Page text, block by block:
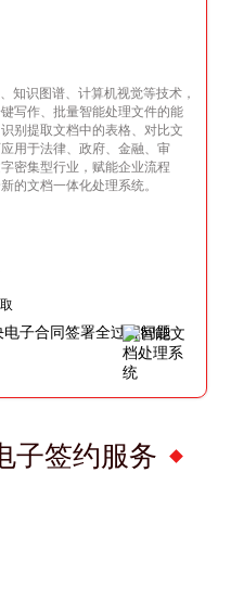
知识图谱、计算机视觉等技术，
写作、批量智能处理文件的能
别提取文档中的表格、对比文
用于法律、政府、金融、审
密集型行业，赋能企业流程
的文档一体化处理系统。
子签约服务
子合同签署全过程问题